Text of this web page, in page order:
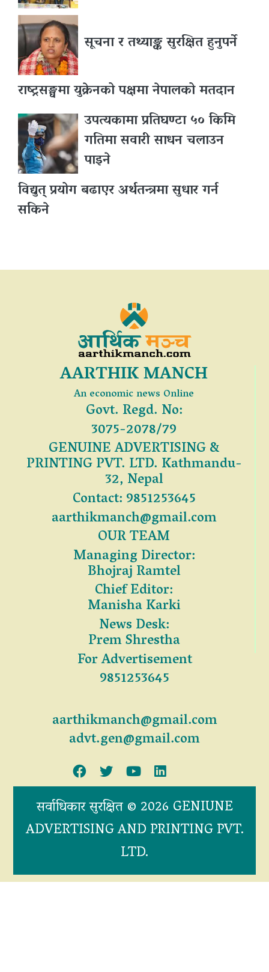
सूचना र तथ्याङ्क सुरक्षित हुनुपर्ने
राष्ट्रसङ्घमा युक्रेनको पक्षमा नेपालको मतदान
उपत्यकामा प्रतिघण्टा ५० किमि
गतिमा सवारी साधन चलाउन
पाइने
विद्युत् प्रयोग बढाएर अर्थतन्त्रमा सुधार गर्न
सकिने
AARTHIK MANCH
An economic news Online
Govt. Regd. No:
3075-2078/79
GENUINE ADVERTISING &
PRINTING PVT. LTD. Kathmandu-
32, Nepal
Contact: 9851253645
aarthikmanch@gmail.com
OUR TEAM
Managing Director:
Bhojraj Ramtel
Chief Editor:
Manisha Karki
News Desk:
Prem Shrestha
For Advertisement
9851253645
aarthikmanch@gmail.com
advt.gen@gmail.com
सर्वाधिकार सुरक्षित © 2026 GENIUNE
ADVERTISING AND PRINTING PVT.
LTD.